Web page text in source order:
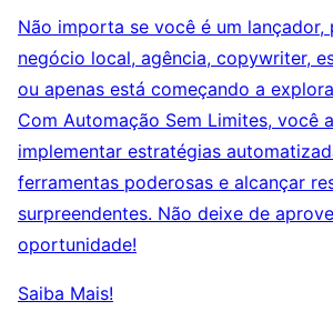
Não importa se você é um
negócio local, agência, copywriter,
ou apenas está começando a
Com Automação Sem Limites, você
implementar estratégias
ferramentas poderosas e alcançar
surpreendentes. Não deixe de
oportunidade!
Saiba Mais!